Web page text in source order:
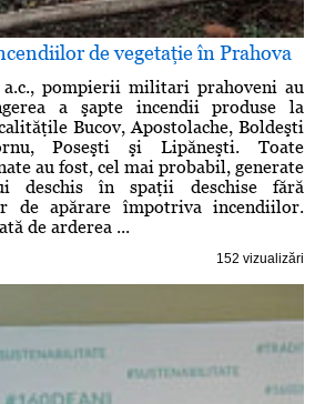
de vegetaţie în Prahova
pompierii militari prahoveni au
a şapte incendii produse la
Bucov, Apostolache, Boldeşti
Poseşti şi Lipăneşti. Toate
au fost, cel mai probabil, generate
deschis în spaţii deschise fără
de apărare împotriva incendiilor.
de arderea ...
152 vizualizări